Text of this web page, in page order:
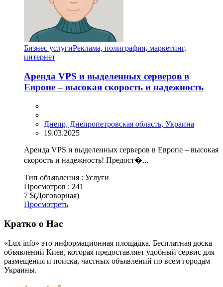
Бизнес услугиРеклама, полиграфия, маркетинг,
интернет
Аренда VPS и выделенных серверов в
Европе – высокая скорость и надежность
Днепр, Днепропетровская область, Украина
19.03.2025
Аренда VPS и выделенных серверов в Европе – высокая
скорость и надежность! Предост�...
Тип объявления : Услуги
Просмотров : 241
7 $(Договорная)
Просмотреть
Кратко о Нас
«Lux info» это информационная площадка. Бесплатная доска
объявлений Киев, которая предоставляет удобный сервис для
размещения и поиска, частных объявлений по всем городам
Украины.